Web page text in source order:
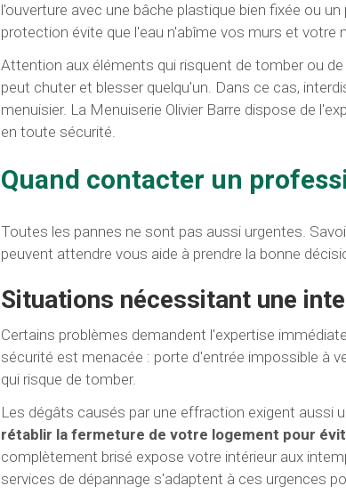
l'ouverture avec une bâche plastique bien fixée ou
protection évite que l'eau n'abîme vos murs et votre
Attention aux éléments qui risquent de tomber ou
peut chuter et blesser quelqu'un. Dans ce cas,
menuisier. La Menuiserie Olivier Barre dispose de
en toute sécurité.
Quand contacter un
Toutes les pannes ne sont pas aussi urgentes.
peuvent attendre vous aide à prendre la bonne
Situations nécessitant une
Certains problèmes demandent l'expertise
sécurité est menacée : porte d'entrée impossible à
qui risque de tomber.
Les dégâts causés par une effraction exigent aussi
rétablir la fermeture de votre logement pour
complètement brisé expose votre intérieur aux
services de dépannage s'adaptent à ces urgences